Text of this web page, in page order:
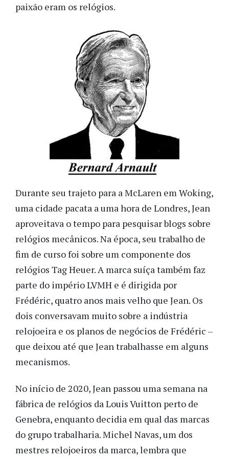
paixão eram os relógios.
Durante seu trajeto para a McLaren em Woking,
uma cidade pacata a uma hora de Londres, Jean
aproveitava o tempo para pesquisar blogs sobre
relógios mecânicos. Na época, seu trabalho de
fim de curso foi sobre um componente dos
relógios Tag Heuer. A marca suíça também faz
parte do império LVMH e é dirigida por
Frédéric, quatro anos mais velho que Jean. Os
dois conversavam muito sobre a indústria
relojoeira e os planos de negócios de Frédéric –
que deixou até que Jean trabalhasse em alguns
mecanismos.
No início de 2020, Jean passou uma semana na
fábrica de relógios da Louis Vuitton perto de
Genebra, enquanto decidia em qual das marcas
do grupo trabalharia. Michel Navas, um dos
mestres relojoeiros da marca, lembra que